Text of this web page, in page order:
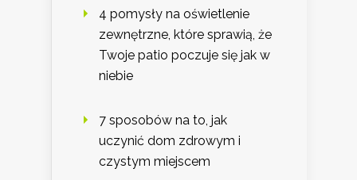
4 pomysły na oświetlenie
zewnętrzne, które sprawią, że
Twoje patio poczuje się jak w
niebie
7 sposobów na to, jak
uczynić dom zdrowym i
czystym miejscem